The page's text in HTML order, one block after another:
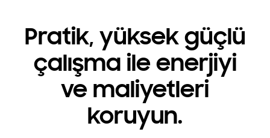
Pratik, yüksek güçlü
çalışma ile enerjiyi
ve maliyetleri
koruyun.